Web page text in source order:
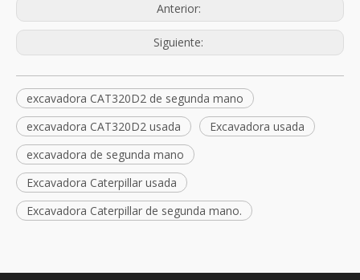
Anterior:
Siguiente:
excavadora CAT320D2 de segunda mano
excavadora CAT320D2 usada
Excavadora usada
excavadora de segunda mano
Excavadora Caterpillar usada
Excavadora Caterpillar de segunda mano.